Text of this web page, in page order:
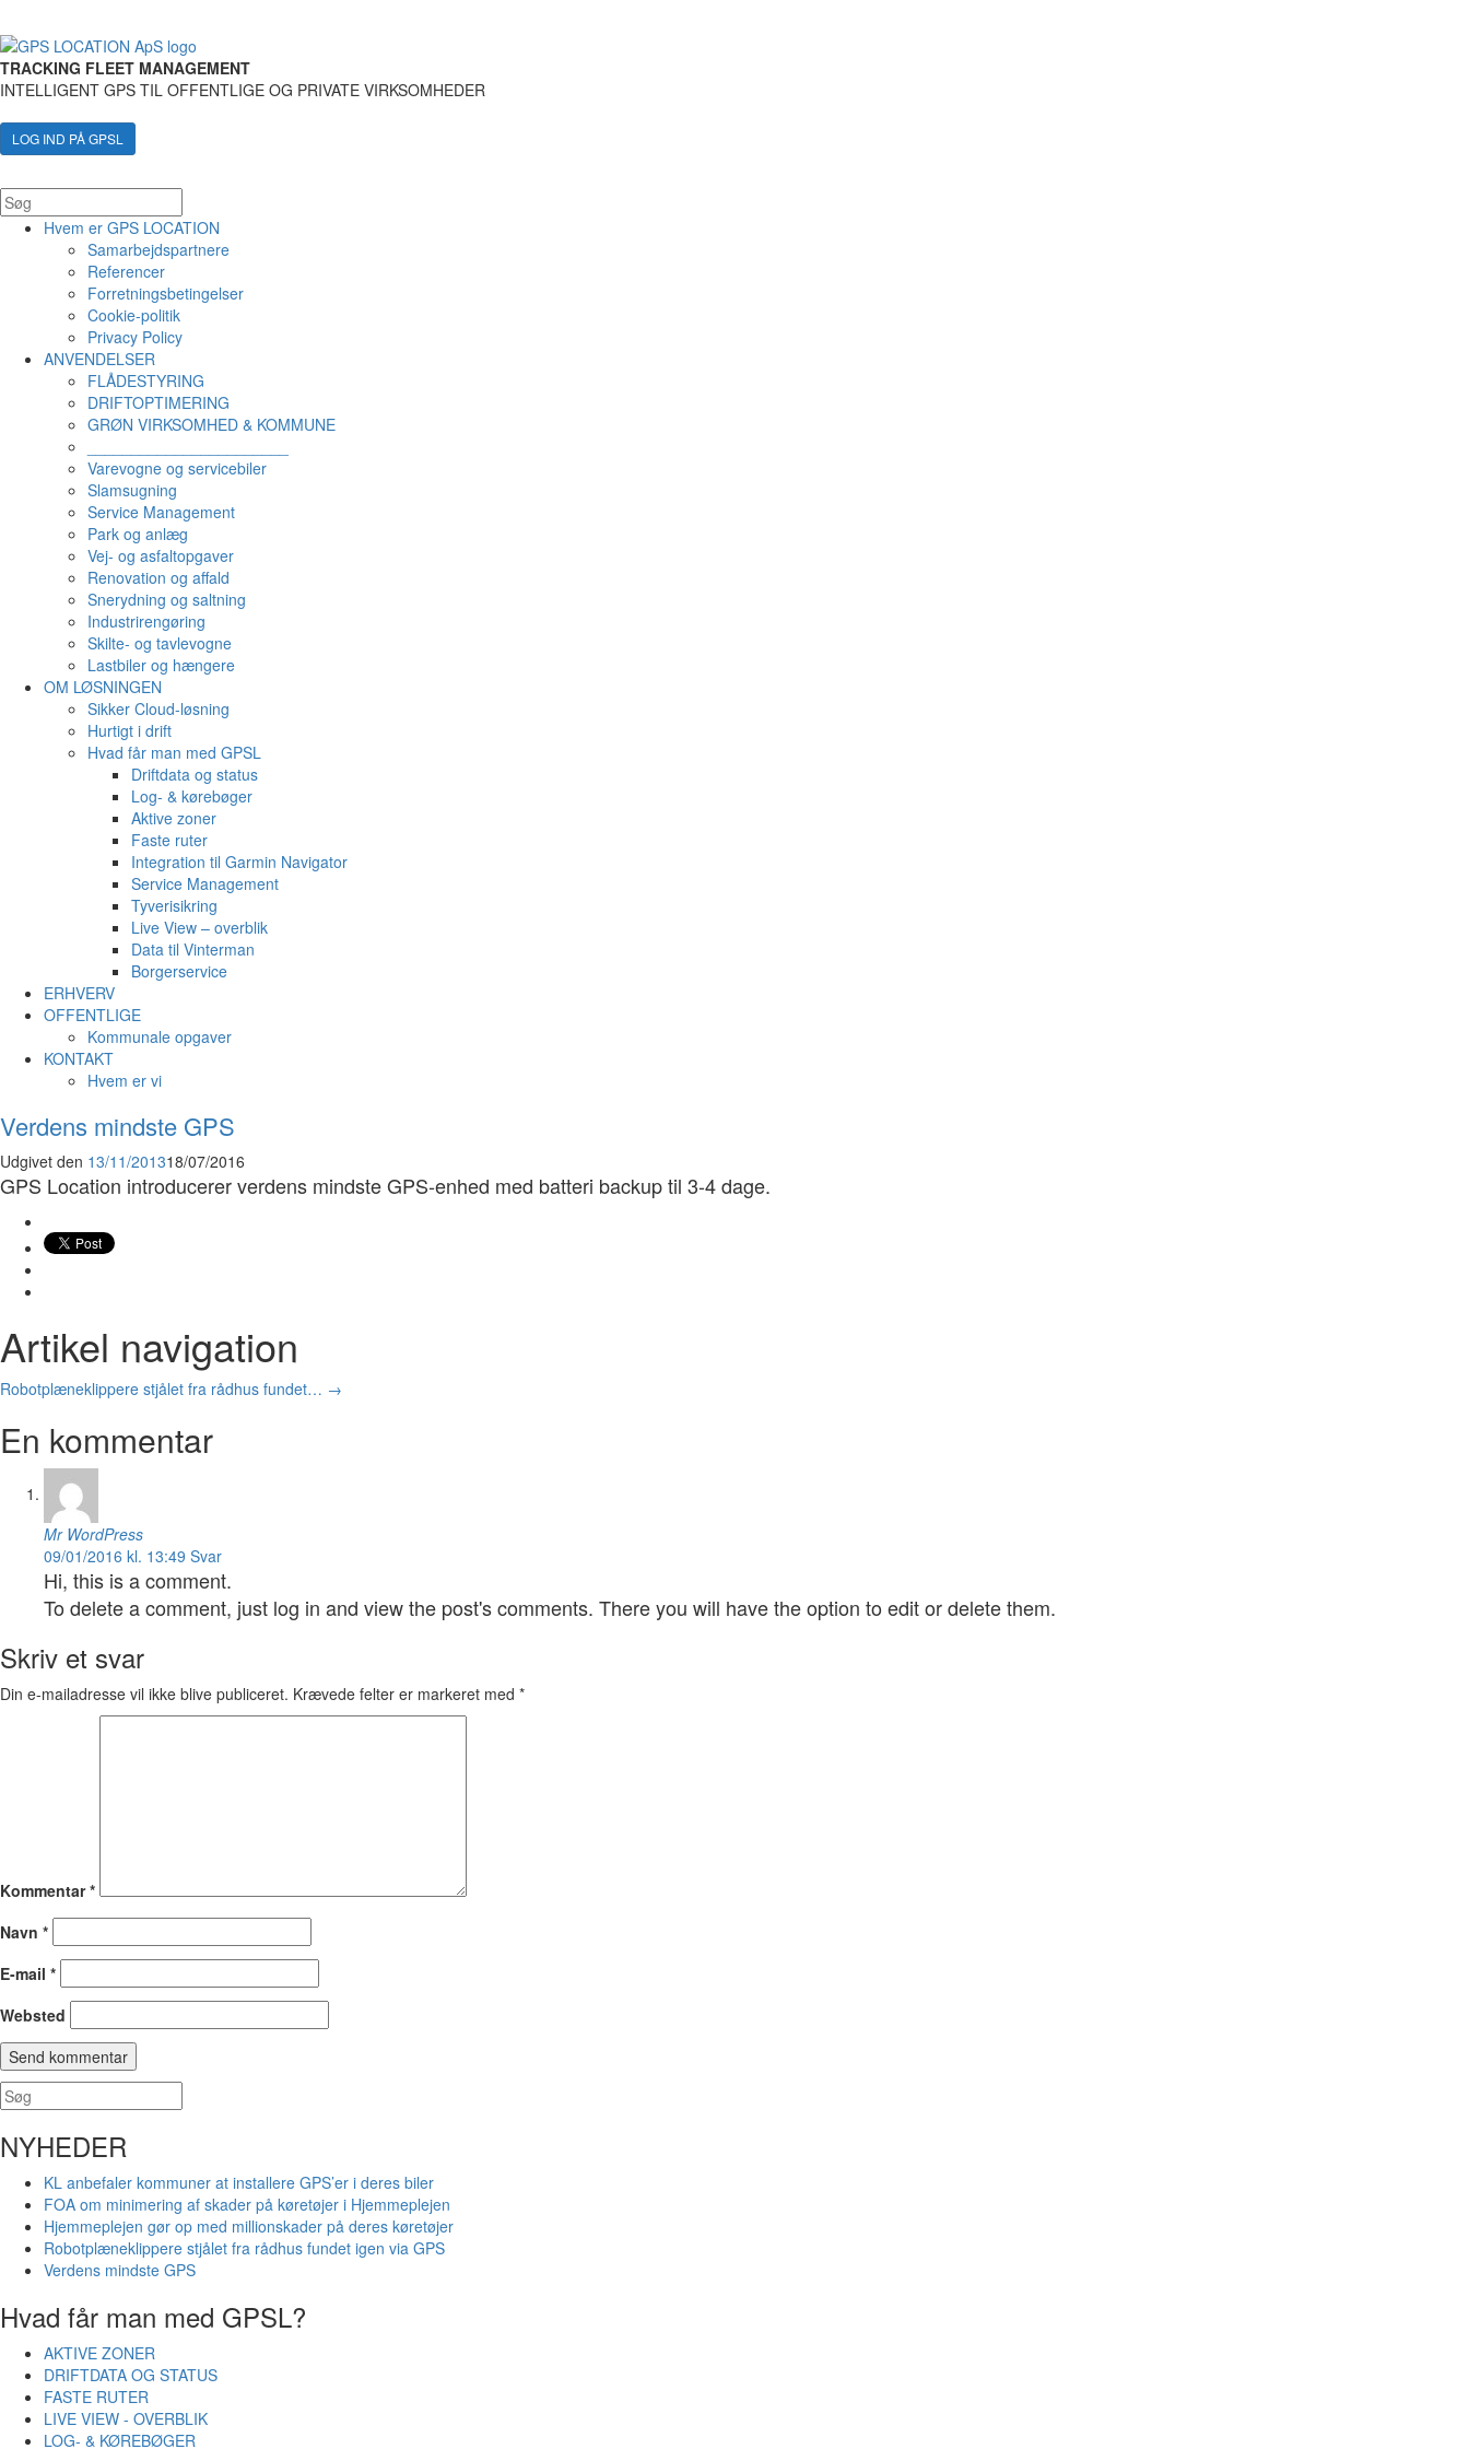
TRACKING FLEET MANAGEMENT
INTELLIGENT GPS TIL OFFENTLIGE OG PRIVATE VIRKSOMHEDER
LOG IND PÅ GPSL
Hvem er GPS LOCATION
Samarbejdspartnere
Referencer
Forretningsbetingelser
Cookie-politik
Privacy Policy
ANVENDELSER
FLÅDESTYRING
DRIFTOPTIMERING
GRØN VIRKSOMHED & KOMMUNE
Varevogne og servicebiler
Slamsugning
Service Management
Park og anlæg
Vej- og asfaltopgaver
Renovation og affald
Snerydning og saltning
Industrirengøring
Skilte- og tavlevogne
Lastbiler og hængere
OM LØSNINGEN
Sikker Cloud-løsning
Hurtigt i drift
Hvad får man med GPSL
Driftdata og status
Log- & kørebøger
Aktive zoner
Faste ruter
Integration til Garmin Navigator
Service Management
Tyverisikring
Live View – overblik
Data til Vinterman
Borgerservice
ERHVERV
OFFENTLIGE
Kommunale opgaver
KONTAKT
Hvem er vi
Verdens mindste GPS
Udgivet den 13/11/201318/07/2016
GPS Location introducerer verdens mindste GPS-enhed med batteri backup til 3-4 dage.
Artikel navigation
Robotplæneklippere stjålet fra rådhus fundet… →
En kommentar
Mr WordPress
09/01/2016 kl. 13:49 Svar
Hi, this is a comment.
To delete a comment, just log in and view the post's comments. There you will have the option to edit or delete them.
Skriv et svar
Din e-mailadresse vil ikke blive publiceret. Krævede felter er markeret med *
Kommentar*
Navn *
E-mail *
Websted
NYHEDER
KL anbefaler kommuner at installere GPS’er i deres biler
FOA om minimering af skader på køretøjer i Hjemmeplejen
Hjemmeplejen gør op med millionskader på deres køretøjer
Robotplæneklippere stjålet fra rådhus fundet igen via GPS
Verdens mindste GPS
Hvad får man med GPSL?
AKTIVE ZONER
DRIFTDATA OG STATUS
FASTE RUTER
LIVE VIEW - OVERBLIK
LOG- & KØREBØGER